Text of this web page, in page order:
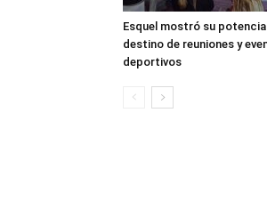
Esquel mostró su
destino de reuniones y
deportivos